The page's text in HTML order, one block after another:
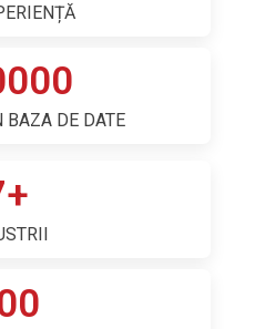
DE DATE
+